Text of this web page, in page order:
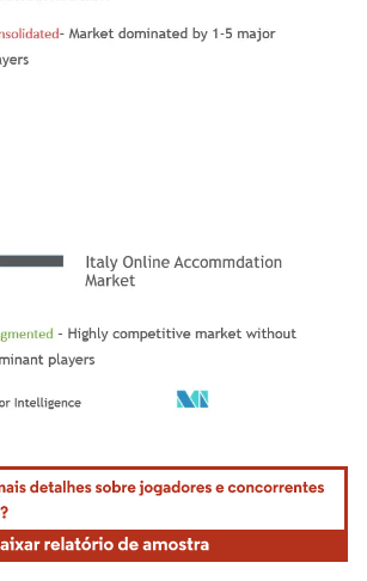
O reuso requer atribuição conforme CC BY 4.0.